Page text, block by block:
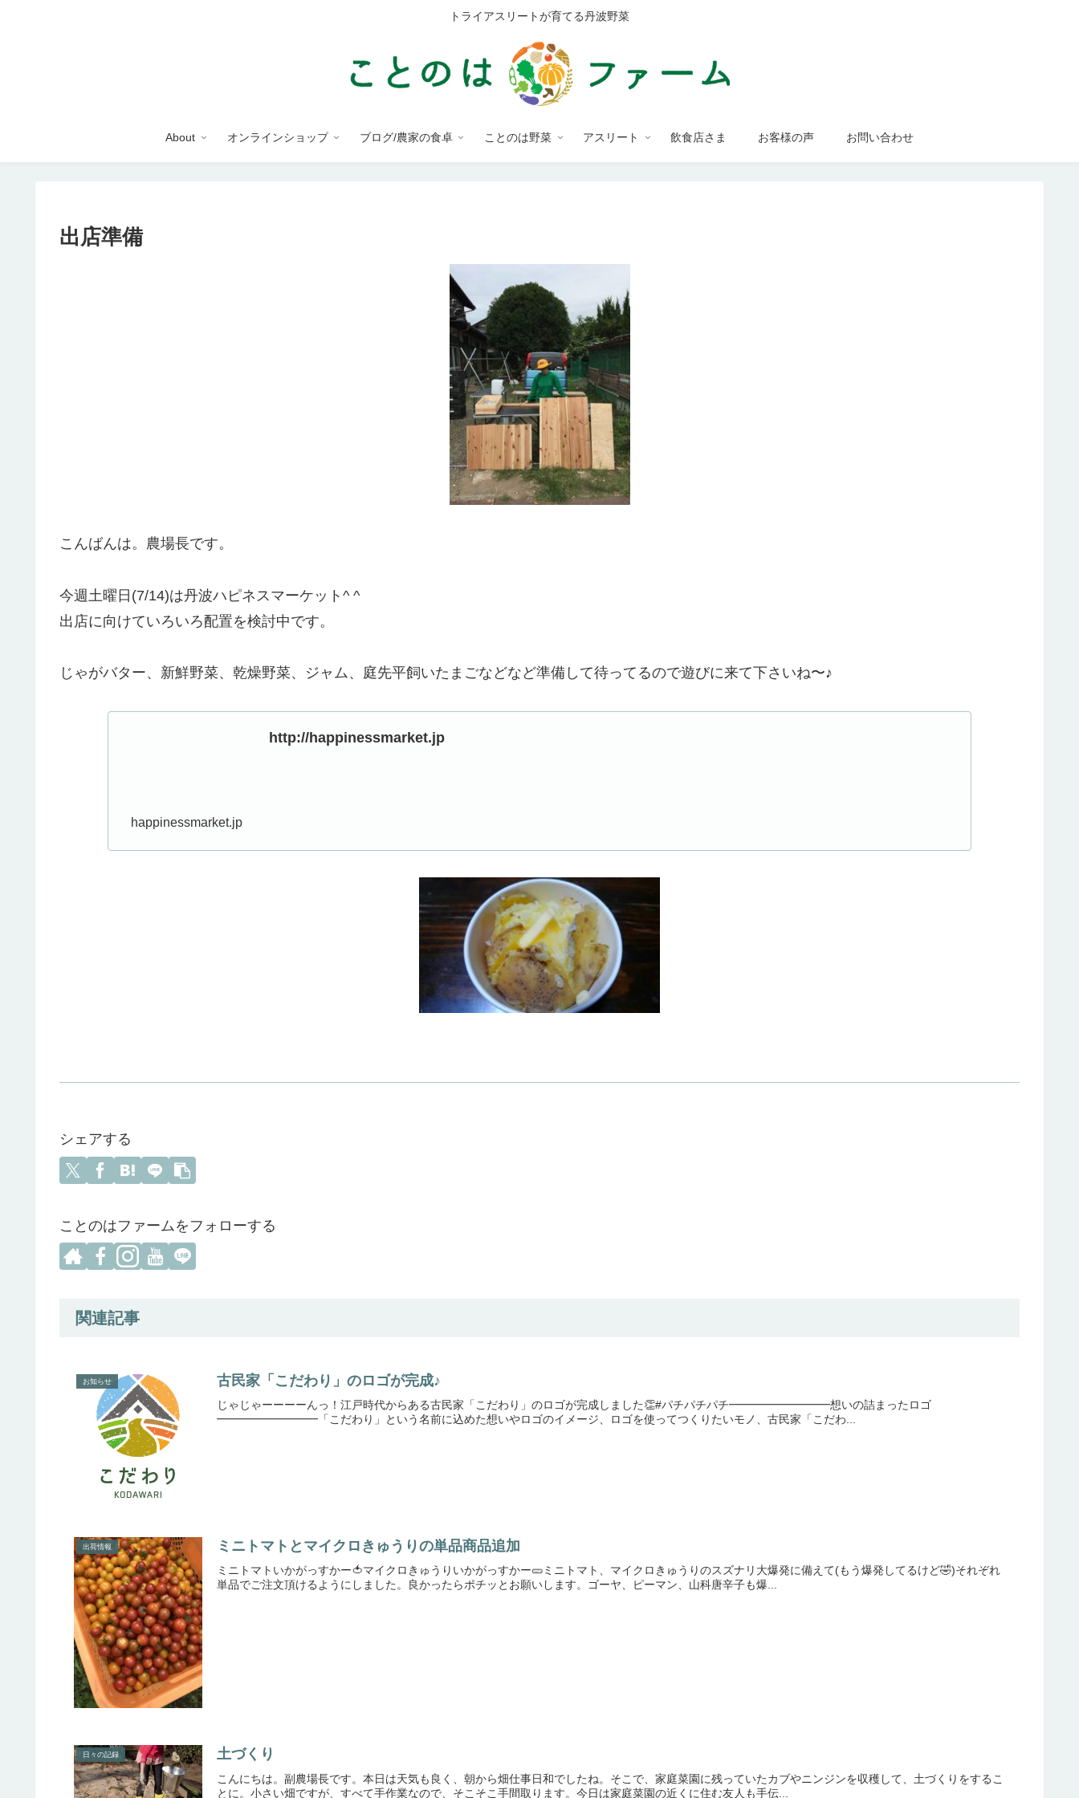
トライアスリートが育てる丹波野菜
About オンラインショップ ブログ/農家の食卓 ことのは野菜 アスリート 飲食店さま お客様の声 お問い合わせ
出店準備
こんばんは。農場長です。
今週土曜日(7/14)は丹波ハピネスマーケット^ ^
出店に向けていろいろ配置を検討中です。
じゃがバター、新鮮野菜、乾燥野菜、ジャム、庭先平飼いたまごなどなど準備して待ってるので遊びに来て下さいね〜♪
http://happinessmarket.jp
happinessmarket.jp
シェアする
ことのはファームをフォローする
関連記事
お知らせ 古民家「こだわり」のロゴが完成♪
じゃじゃーーーーんっ！江戸時代からある古民家「こだわり」のロゴが完成しました👏#パチパチパチ━━━━━━━━━想いの詰まったロゴ
━━━━━━━━━「こだわり」という名前に込めた想いやロゴのイメージ、ロゴを使ってつくりたいモノ、古民家「こだわ...
出荷情報 ミニトマトとマイクロきゅうりの単品商品追加
ミニトマトいかがっすかー🍅マイクロきゅうりいかがっすかー🥒ミニトマト、マイクロきゅうりのスズナリ大爆発に備えて(もう爆発してるけど🤣)それぞれ
単品でご注文頂けるようにしました。良かったらポチッとお願いします。ゴーヤ、ピーマン、山科唐辛子も爆...
日々の記録 土づくり
こんにちは。副農場長です。本日は天気も良く、朝から畑仕事日和でしたね。そこで、家庭菜園に残っていたカブやニンジンを収穫して、土づくりをするこ
とに。小さい畑ですが、すべて手作業なので、そこそこ手間取ります。今日は家庭菜園の近くに住む友人も手伝...